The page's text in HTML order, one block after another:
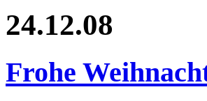
24.12.08
Frohe